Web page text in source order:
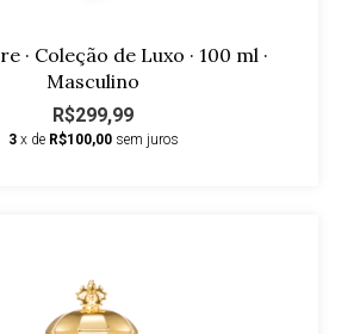
· Coleção de Luxo · 100 ml ·
Masculino
R$299,99
3 x de R$100,00 sem juros